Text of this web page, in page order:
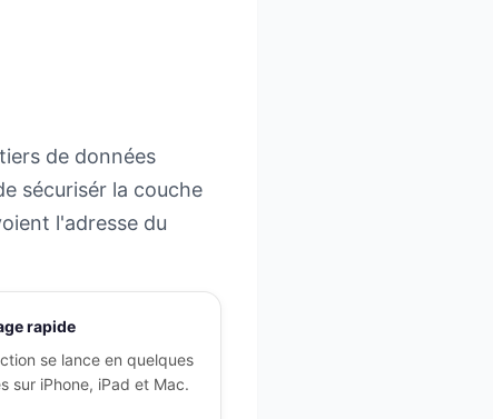
de données
sécurisér la couche
l'adresse du
rapide
se lance en quelques
sur iPhone, iPad et Mac.